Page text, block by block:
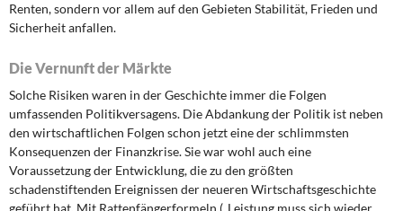
Über mich
Kontakt
Renten, sondern vor allem auf den Gebieten Stabilität, Frieden und
Sicherheit anfallen.
Die Vernunft der Märkte
Solche Risiken waren in der Geschichte immer die Folgen
umfassenden Politikversagens. Die Abdankung der Politik ist neben
den wirtschaftlichen Folgen schon jetzt eine der schlimmsten
Konsequenzen der Finanzkrise. Sie war wohl auch eine
Voraussetzung der Entwicklung, die zu den größten
schadenstiftenden Ereignissen der neueren Wirtschaftsgeschichte
geführt hat. Mit Rattenfängerformeln („Leistung muss sich wieder